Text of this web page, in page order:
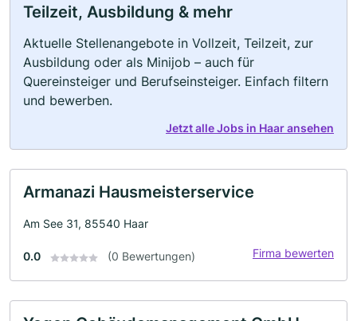
Teilzeit, Ausbildung & mehr
Aktuelle Stellenangebote in Vollzeit, Teilzeit, zur
Ausbildung oder als Minijob – auch für
Quereinsteiger und Berufseinsteiger. Einfach filtern
und bewerben.
Jetzt alle Jobs in Haar ansehen
Armanazi Hausmeisterservice
Am See 31, 85540 Haar
0.0 (0 Bewertungen) Firma bewerten